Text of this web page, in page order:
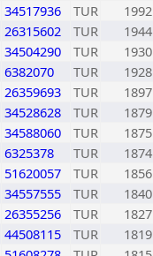
34517936 TUR
1992
26315602 TUR
1944
34504290 TUR
1930
6382070 TUR
1928
26359693 TUR
1897
34528628 TUR
1879
34588060 TUR
1875
6325378 TUR
1874
51620057 TUR
1856
34557555 TUR
1840
26355256 TUR
1827
44508115 TUR
1819